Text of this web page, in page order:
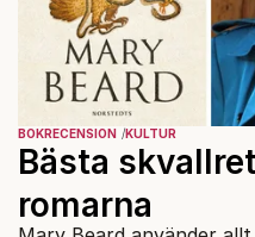
BOKRECENSION KULTUR
Bästa
romarna